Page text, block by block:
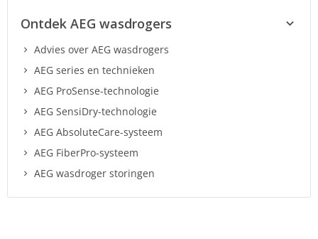
Ontdek AEG wasdrogers
Advies over AEG wasdrogers
AEG series en technieken
AEG ProSense-technologie
AEG SensiDry-technologie
AEG AbsoluteCare-systeem
AEG FiberPro-systeem
AEG wasdroger storingen